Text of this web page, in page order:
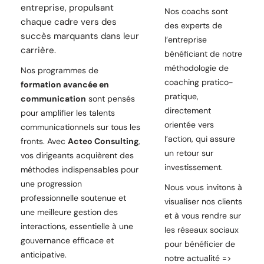
entreprise, propulsant
chaque cadre vers des
succès marquants dans leur
carrière.
Nos programmes de
formation avancée en
communication sont pensés
pour amplifier les talents
communicationnels sur tous les
fronts. Avec Acteo Consulting,
vos dirigeants acquièrent des
méthodes indispensables pour
une progression
professionnelle soutenue et
une meilleure gestion des
interactions, essentielle à une
gouvernance efficace et
anticipative.
Nos coachs sont
des experts de
l’entreprise
bénéficiant de notre
méthodologie de
coaching pratico-
pratique,
directement
orientée vers
l’action, qui assure
un retour sur
investissement.
Nous vous invitons à
visualiser nos clients
et à vous rendre sur
les réseaux sociaux
pour bénéficier de
notre actualité =>